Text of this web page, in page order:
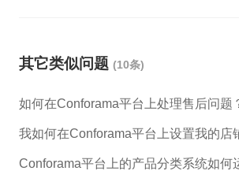
商，ESG跨境致力于提供全球开店、
务，我们的团队拥有丰富的经验和专
助您优化运营策略并提供适合您企业
服务。
提供专业的培训，帮助Conforama店
展开运营。 如果Conforama店铺希望加入新平台，ES
G跨境也可以提供一站式的入驻服务
后续的运营技术支持和数据分析服务
其它类似问题 (10条)
如何在Conforama平台上处理售后问题
Conforama平台上的产品分类系统如何